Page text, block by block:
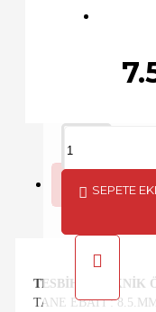
SEPETE
Açıklama
TESBIHIN TEKNIK
TANE EBATI : 8.5.MM